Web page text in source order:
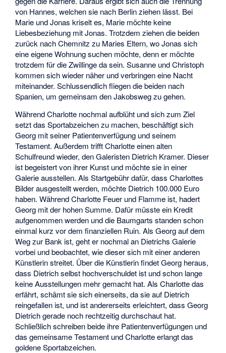
von Hannes, welchen sie nach Berlin ziehen lässt. Bei
Marie und Jonas kriselt es, Marie möchte keine
Liebesbeziehung mit Jonas. Trotzdem ziehen die beiden
zurück nach Chemnitz zu Maries Eltern, wo Jonas sich
eine eigene Wohnung suchen möchte, denn er möchte
trotzdem für die Zwillinge da sein. Susanne und Christoph
kommen sich wieder näher und verbringen eine Nacht
miteinander. Schlussendlich fliegen die beiden nach
Spanien, um gemeinsam den Jakobsweg zu gehen.
Während Charlotte nochmal aufblüht und sich zum Ziel
setzt das Sportabzeichen zu machen, beschäftigt sich
Georg mit seiner Patientenverfügung und seinem
Testament. Außerdem trifft Charlotte einen alten
Schulfreund wieder, den Galeristen Dietrich Kramer. Dieser
ist begeistert von ihrer Kunst und möchte sie in einer
Galerie ausstellen. Als Startgebühr dafür, dass Charlottes
Bilder ausgestellt werden, möchte Dietrich 100.000 Euro
haben. Während Charlotte Feuer und Flamme ist, hadert
Georg mit der hohen Summe. Dafür müsste ein Kredit
aufgenommen werden und die Baumgarts standen schon
einmal kurz vor dem finanziellen Ruin. Als Georg auf dem
Weg zur Bank ist, geht er nochmal an Dietrichs Galerie
vorbei und beobachtet, wie dieser sich mit einer anderen
Künstlerin streitet. Über die Künstlerin findet Georg heraus,
dass Dietrich selbst hochverschuldet ist und schon lange
keine Ausstellungen mehr gemacht hat. Als Charlotte das
erfährt, schämt sie sich einerseits, da sie auf Dietrich
reingefallen ist, und ist andererseits erleichtert, dass Georg
Dietrich gerade noch rechtzeitig durchschaut hat.
Schließlich schreiben beide ihre Patientenverfügungen und
das gemeinsame Testament und Charlotte erlangt das
goldene Sportabzeichen.